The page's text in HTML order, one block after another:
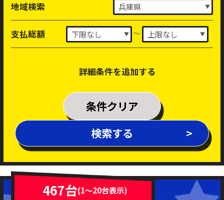
地域検索
支払総額 ～
詳細条件を追加する
排気量
年式 ～
新着車両
条件クリア
検索する
467台(1～20台表示)